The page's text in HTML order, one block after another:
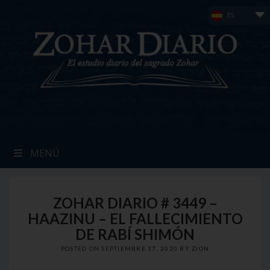
ES
MENÚ
ZOHAR DIARIO # 3449 –
HAAZINU – EL FALLECIMIENTO
DE RABÍ SHIMÓN
POSTED ON SEPTIEMBRE 17, 2020 BY ZION